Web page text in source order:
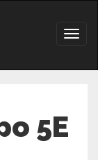
Apri/
5E